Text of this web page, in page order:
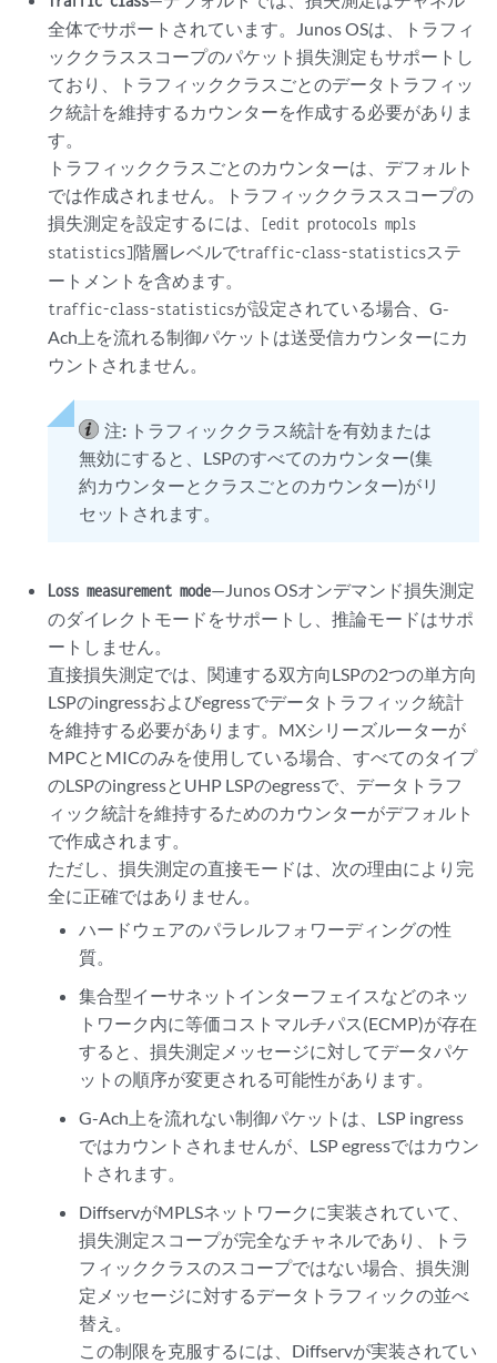
全体でサポートされています。Junos OSは、トラフィ
ッククラススコープのパケット損失測定もサポートし
ており、トラフィッククラスごとのデータトラフィッ
ク統計を維持するカウンターを作成する必要がありま
す。
トラフィッククラスごとのカウンターは、デフォルト
では作成されません。トラフィッククラススコープの
損失測定を設定するには、 [edit protocols mpls
statistics]階層レベルでtraffic-class-statisticsステ
ートメントを含めます。
traffic-class-statisticsが設定されている場合、G-
Ach上を流れる制御パケットは送受信カウンターにカ
ウントされません。
注: トラフィッククラス統計を有効または
無効にすると、LSPのすべてのカウンター(集
約カウンターとクラスごとのカウンター)がリ
セットされます。
Loss measurement mode—Junos OSオンデマンド損失測定
のダイレクトモードをサポートし、推論モードはサポ
ートしません。
直接損失測定では、関連する双方向LSPの2つの単方向
LSPのingressおよびegressでデータトラフィック統計
を維持する必要があります。MXシリーズルーターが
MPCとMICのみを使用している場合、すべてのタイプ
のLSPのingressとUHP LSPのegressで、データトラフ
ィック統計を維持するためのカウンターがデフォルト
で作成されます。
ただし、損失測定の直接モードは、次の理由により完
全に正確ではありません。
ハードウェアのパラレルフォワーディングの性
質。
集合型イーサネットインターフェイスなどのネッ
トワーク内に等価コストマルチパス(ECMP)が存在
すると、損失測定メッセージに対してデータパケ
ットの順序が変更される可能性があります。
G-Ach上を流れない制御パケットは、LSP ingress
ではカウントされませんが、LSP egressではカウン
トされます。
DiffservがMPLSネットワークに実装されていて、
損失測定スコープが完全なチャネルであり、トラ
フィッククラスのスコープではない場合、損失測
定メッセージに対するデータトラフィックの並べ
替え。
この制限を克服するには、Diffservが実装されてい